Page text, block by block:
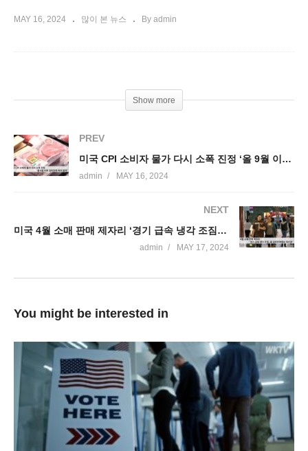
MAY 16, 2024 많이 본 뉴스 By admin
Show more
PREV
미국 CPI 소비자 물가 다시 소폭 진정 ‘올 9월 이후 금리인하 여지 생겨’
admin MAY 16, 2024
NEXT
미국 4월 소매 판매 제자리 ‘경기 급속 냉각 조짐, 올 금리인하에는 청신호’
admin MAY 17, 2024
You might be interested in